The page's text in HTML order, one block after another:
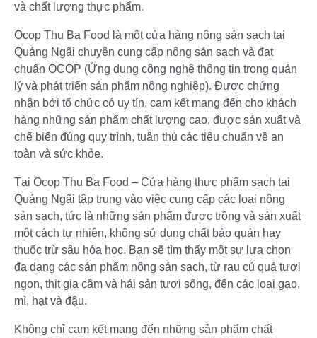
và chất lượng thực phẩm.
Ocop Thu Ba Food là một cửa hàng nông sản sạch tại
Quảng Ngãi chuyên cung cấp nông sản sạch và đạt
chuẩn OCOP (Ứng dụng công nghệ thông tin trong quản
lý và phát triển sản phẩm nông nghiệp). Được chứng
nhận bởi tổ chức có uy tín, cam kết mang đến cho khách
hàng những sản phẩm chất lượng cao, được sản xuất và
chế biến đúng quy trình, tuân thủ các tiêu chuẩn về an
toàn và sức khỏe.
Tại Ocop Thu Ba Food – Cửa hàng thực phẩm sạch tại
Quảng Ngãi tập trung vào việc cung cấp các loại nông
sản sạch, tức là những sản phẩm được trồng và sản xuất
một cách tự nhiên, không sử dụng chất bảo quản hay
thuốc trừ sâu hóa học. Bạn sẽ tìm thấy một sự lựa chọn
đa dạng các sản phẩm nông sản sạch, từ rau củ quả tươi
ngon, thịt gia cầm và hải sản tươi sống, đến các loại gạo,
mì, hạt và đậu.
Không chỉ cam kết mang đến những sản phẩm chất